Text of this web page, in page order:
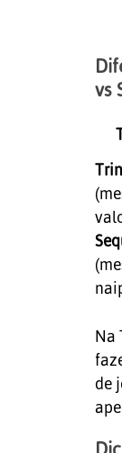
vs
Na
de